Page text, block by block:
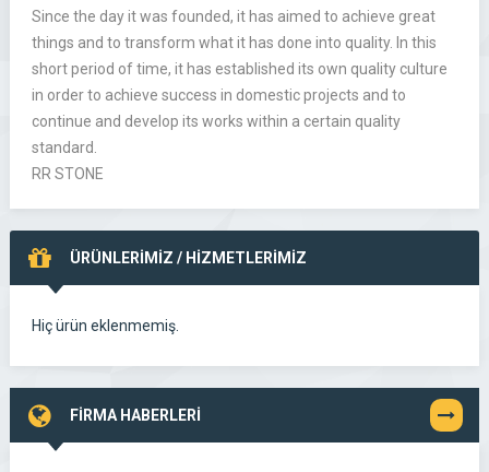
Since the day it was founded, it has aimed to achieve great
things and to transform what it has done into quality. In this
short period of time, it has established its own quality culture
in order to achieve success in domestic projects and to
continue and develop its works within a certain quality
standard.
RR STONE
ÜRÜNLERİMİZ / HİZMETLERİMİZ
Hiç ürün eklenmemiş.
FİRMA HABERLERİ TÜMÜNÜ
GÖR